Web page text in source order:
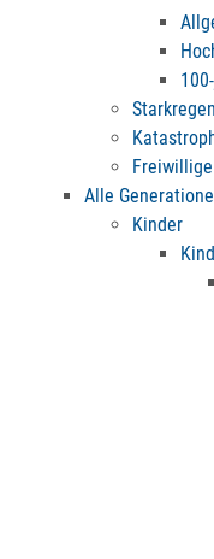
Starkregen
Alle
Kinder